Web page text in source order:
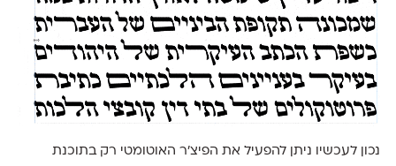
נכון לעכשיו ניתן להפעיל את הפיצ׳ר האוטומטי רק בתוכנת